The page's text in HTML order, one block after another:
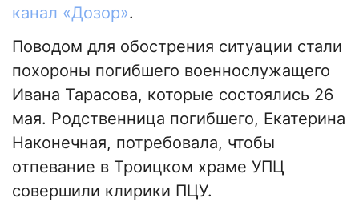
канал «Дозор».
Поводом для обострения ситуации стали
похороны погибшего военнослужащего
Ивана Тарасова, которые состоялись 26
мая. Родственница погибшего, Екатерина
Наконечная, потребовала, чтобы
отпевание в Троицком храме УПЦ
совершили клирики ПЦУ.